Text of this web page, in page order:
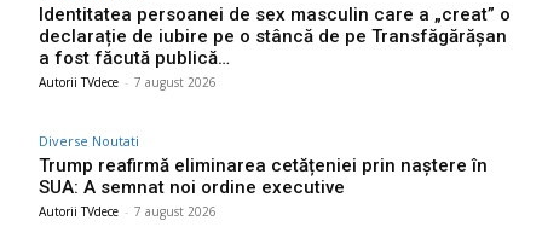
Identitatea persoanei de sex masculin care a „creat” o
declarație de iubire pe o stâncă de pe Transfăgărășan
a fost făcută publică…
Autorii TVdece - 7 august 2026
Diverse Noutati
Trump reafirmă eliminarea cetățeniei prin naștere în
SUA: A semnat noi ordine executive
Autorii TVdece - 7 august 2026